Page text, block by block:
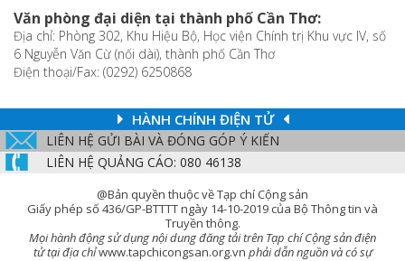
Văn phòng đại diện tại thành phố Cần Thơ:
Địa chỉ: Phòng 302, Khu Hiệu Bộ, Học viện Chính trị Khu vực IV, số
6 Nguyễn Văn Cừ (nối dài), thành phố Cần Thơ
Điện thoại/Fax: (0292) 6250868
HÀNH CHÍNH ĐIỆN TỬ
LIÊN HỆ GỬI BÀI VÀ ĐÓNG GÓP Ý KIẾN
LIÊN HỆ QUẢNG CÁO: 080 46138
@Bản quyền thuộc về Tạp chí Cộng sản
Giấy phép số 436/GP-BTTTT ngày 14-10-2019 của Bộ Thông tin và
Truyền thông.
Mọi hành động sử dụng nội dung đăng tải trên Tạp chí Cộng sản điện
tử tại địa chỉwww.tapchicongsan.org.vn phải dẫn nguồn và có sự